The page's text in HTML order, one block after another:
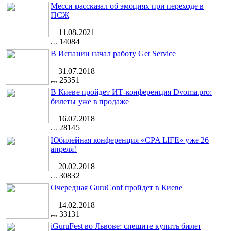
Месси рассказал об эмоциях при переходе в
ПСЖ
11.08.2021
14084
В Испании начал работу Get Service
31.07.2018
25351
В Киеве пройдет ИТ-конференция Dvoma.pro:
билеты уже в продаже
16.07.2018
28145
Юбилейная конференция «CPA LIFE» уже 26
апреля!
20.02.2018
30832
Очередная GuruConf пройдет в Киеве
14.02.2018
33131
iGuruFest во Львове: спешите купить билет